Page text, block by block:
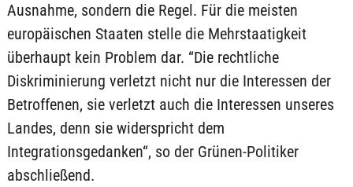
Ausnahme, sondern die Regel. Für die meisten
europäischen Staaten stelle die Mehrstaatigkeit
überhaupt kein Problem dar. “Die rechtliche
Diskriminierung verletzt nicht nur die Interessen der
Betroffenen, sie verletzt auch die Interessen unseres
Landes, denn sie widerspricht dem
Integrationsgedanken“, so der Grünen-Politiker
abschließend.